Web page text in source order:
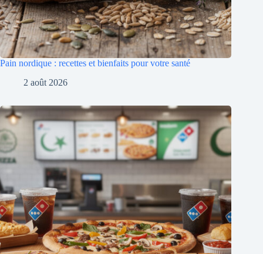
Pain nordique : recettes et bienfaits pour votre santé
2 août 2026